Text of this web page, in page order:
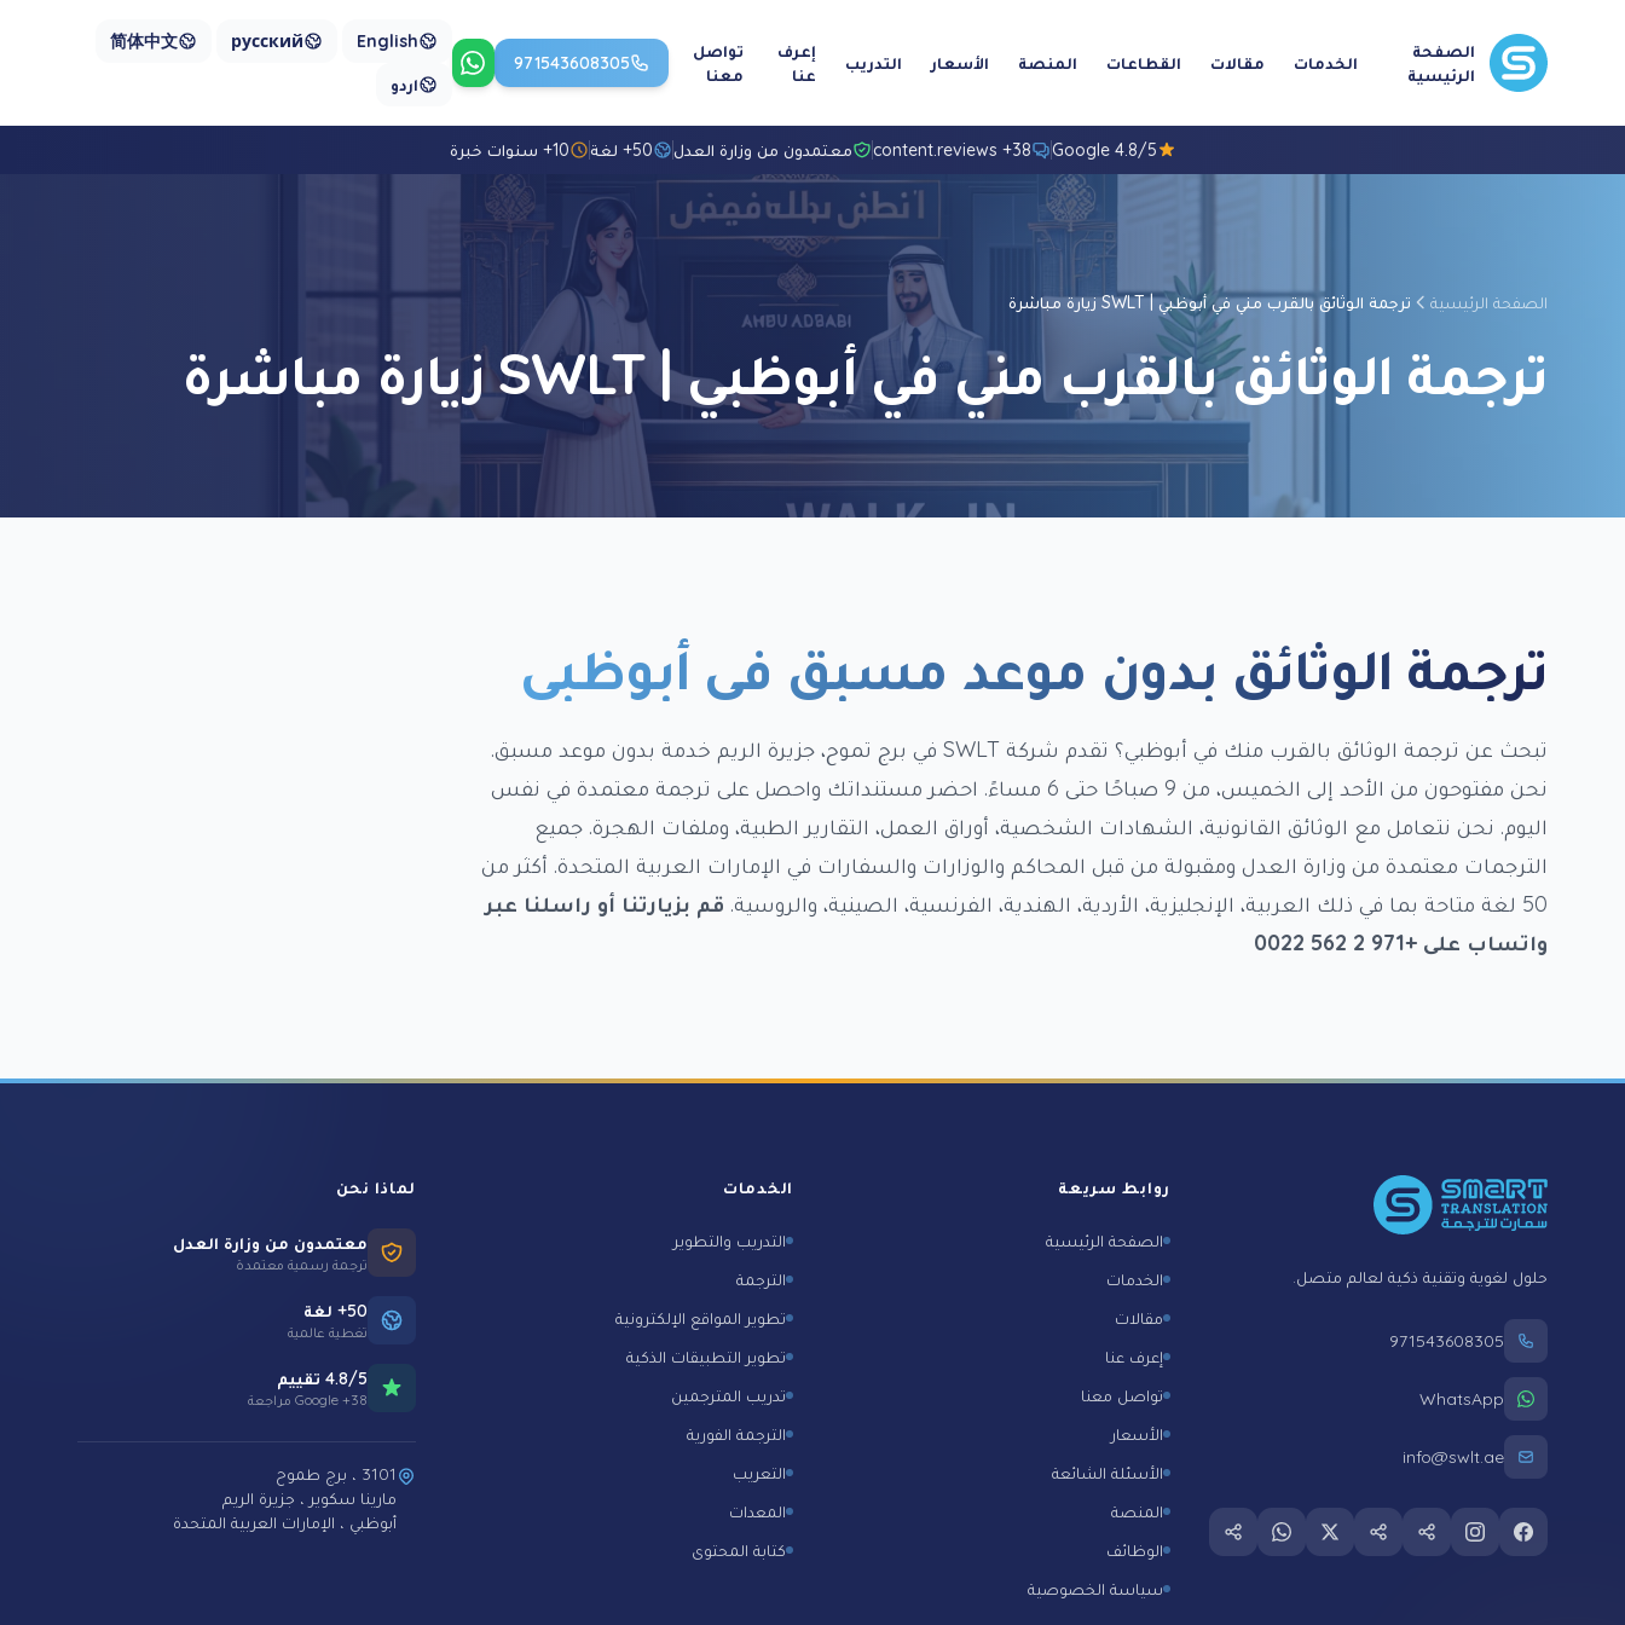
الصفحة
الرئيسية
الخدمات مقالات القطاعات المنصة الأسعار التدريب
إعرف
عنا
تواصل
معنا
971543608305
تواصل معنا على واتساب
English
русский
简体中文
اردو
4.8/5 Google
38+ content.reviews معتمدون من وزارة العدل 50+ لغة 10+ سنوات خبرة
الصفحة الرئيسية ترجمة الوثائق بالقرب مني في أبوظبي | SWLT زيارة مباشرة
ترجمة الوثائق بالقرب مني في أبوظبي | SWLT زيارة مباشرة
ترجمة الوثائق بدون موعد مسبق في أبوظبي
تبحث عن ترجمة الوثائق بالقرب منك في أبوظبي؟ تقدم شركة SWLT في برج تموح، جزيرة الريم خدمة بدون موعد مسبق.
نحن مفتوحون من الأحد إلى الخميس، من 9 صباحًا حتى 6 مساءً. احضر مستنداتك واحصل على ترجمة معتمدة في نفس
اليوم. نحن نتعامل مع الوثائق القانونية، الشهادات الشخصية، أوراق العمل، التقارير الطبية، وملفات الهجرة. جميع
الترجمات معتمدة من وزارة العدل ومقبولة من قبل المحاكم والوزارات والسفارات في الإمارات العربية المتحدة. أكثر من
50 لغة متاحة بما في ذلك العربية، الإنجليزية، الأردية، الهندية، الفرنسية، الصينية، والروسية.
قم بزيارتنا أو راسلنا عبر
واتساب على +971 2 562 0022
حلول لغوية وتقنية ذكية لعالم متصل.
971543608305
WhatsApp
info@swlt.ae
Follow us on facebook
Follow us on instagram
Follow us on snapchat
Follow us on tiktok
Follow us on twitter
Follow us on whatsapp
Follow us on
روابط سريعة
الصفحة الرئيسية
الخدمات
مقالات
إعرف عنا
تواصل معنا
الأسعار
الأسئلة الشائعة
المنصة
الوظائف
سياسة الخصوصية
الخدمات
التدريب والتطوير
الترجمة
تطوير المواقع الإلكترونية
تطوير التطبيقات الذكية
تدريب المترجمين
الترجمة الفورية
التعريب
المعدات
كتابة المحتوى
لماذا نحن
معتمدون من وزارة العدل
ترجمة رسمية معتمدة
50+ لغة
تغطية عالمية
4.8/5 تقييم
38+ Google مراجعة
3101 ، برج طموح
مارينا سكوير ، جزيرة الريم
أبوظبي ، الإمارات العربية المتحدة